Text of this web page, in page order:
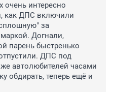
очень интересно
как ДПС включили
за
Догнали,
парень быстренько
ДПС под
автолюбителей часами
обдирать, теперь ещё и